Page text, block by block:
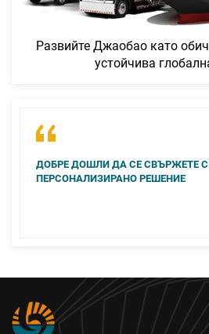
Развийте Джаобао като
устойчива
ДОБРЕ ДОШЛИ ДА СЕ СВЪРЖЕТЕ
ПЕРСОНАЛИЗИРАНО РЕШЕНИЕ